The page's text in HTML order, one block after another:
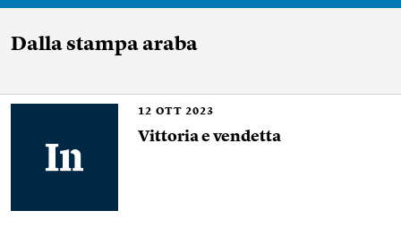
Dalla stampa araba
12 OTT 2023
Vittoria e vendetta